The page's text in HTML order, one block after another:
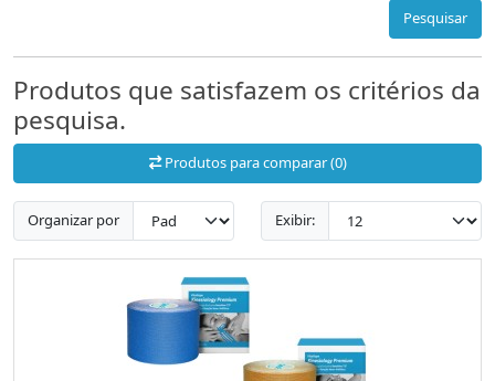
Pesquisar
Produtos que satisfazem os critérios da
pesquisa.
Produtos para comparar (0)
Organizar por Exibir: